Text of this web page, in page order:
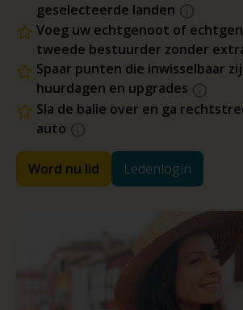
geselecteerde landen
Voeg uw echtgenoot of
tweede bestuurder zonder
Spaar punten die inwisselbaar
huurdagen en upgrades
Sla de balie over en ga
auto
Word nu lid Ledenlogin